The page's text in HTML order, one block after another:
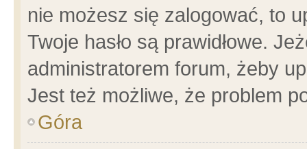
nie możesz się zalogować, to
Twoje hasło są prawidłowe.
administratorem forum, żeby
Jest też możliwe, że problem
Góra